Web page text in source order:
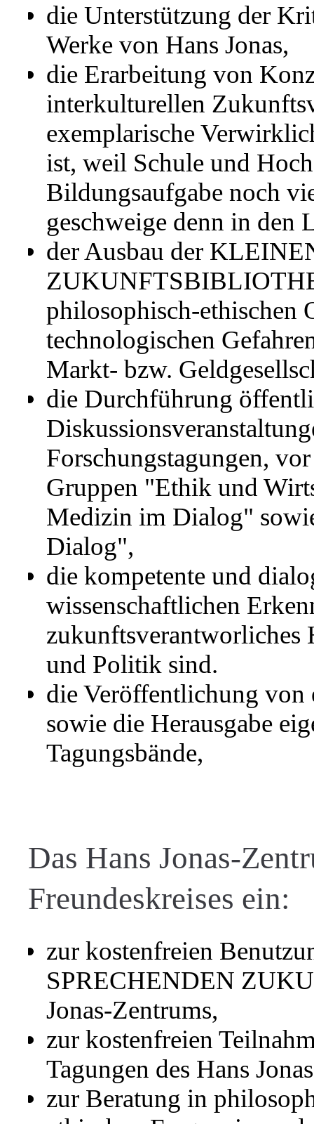
die Unterstützung der
Werke von Hans Jonas,
die Erarbeitung von
interkulturellen
exemplarische
ist, weil Schule und
Bildungsaufgabe noch
geschweige denn in den
der Ausbau der
philosophisch-ethischen
technologischen
Markt- bzw.
die Durchführung
Forschungstagungen,
Gruppen "Ethik und
Medizin im Dialog"
Dialog",
die kompetente und
wissenschaftlichen
und Politik sind.
die Veröffentlichung von
sowie die Herausgabe
Tagungsbände,
Das Hans Jonas-
Freundeskreises ein:
zur kostenfreien
SPRECHENDEN
Jonas-Zentrums,
zur kostenfreien
Tagungen des Hans
zur Beratung in